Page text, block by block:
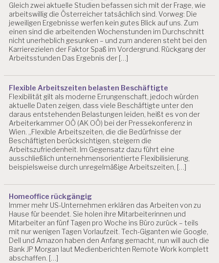
Gleich zwei aktuelle Studien befassen sich mit der Frage, wie
arbeitswillig die Österreicher tatsächlich sind. Vorweg: Die
jeweiligen Ergebnisse werfen kein gutes Blick auf uns. Zum
einen sind die arbeitenden Wochenstunden im Durchschnitt
nicht unerheblich gesunken – und zum anderen steht bei den
Karrierezielen der Faktor Spaß im Vordergrund. Rückgang der
Arbeitsstunden Das Ergebnis der […]
Flexible Arbeitszeiten belasten Beschäftigte
Flexibilität gilt als moderne Errungenschaft, jedoch würden
aktuelle Daten zeigen, dass viele Beschäftigte unter den
daraus entstehenden Belastungen leiden, heißt es von der
Arbeiterkammer OÖ (AK OÖ) bei der Pressekonferenz in
Wien. „Flexible Arbeitszeiten, die die Bedürfnisse der
Beschäftigten berücksichtigen, steigern die
Arbeitszufriedenheit. Im Gegensatz dazu führt eine
ausschließlich unternehmensorientierte Flexibilisierung,
beispielsweise durch unregelmäßige Arbeitszeiten, […]
Homeoffice rückgängig
Immer mehr US-Unternehmen erklären das Arbeiten von zu
Hause für beendet. Sie holen ihre Mitarbeiterinnen und
Mitarbeiter an fünf Tagen pro Woche ins Büro zurück – teils
mit nur wenigen Tagen Vorlaufzeit. Tech-Giganten wie Google,
Dell und Amazon haben den Anfang gemacht, nun will auch die
Bank JP Morgan laut Medienberichten Remote Work komplett
abschaffen. […]